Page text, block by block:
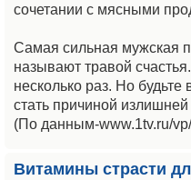
сочетании с мясными
Самая сильная мужская
называют травой
несколько раз. Но
стать причиной
(По данным-www.1tv.ru/
Витамины страсти